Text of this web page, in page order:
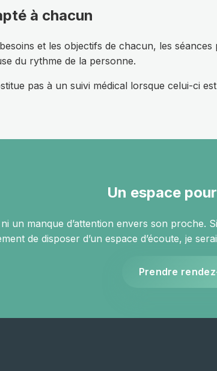
à chacun
et les objectifs de chacun, les
du rythme de la personne.
pas à un suivi médical lorsque celui-ci
Un espace
un manque d’attention envers son
de disposer d’un espace d’écoute, je
Prendre